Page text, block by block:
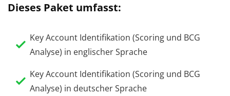
Dieses Paket umfasst:
Key Account Identifikation (Scoring und BCG
Analyse) in englischer Sprache
Key Account Identifikation (Scoring und BCG
Analyse) in deutscher Sprache